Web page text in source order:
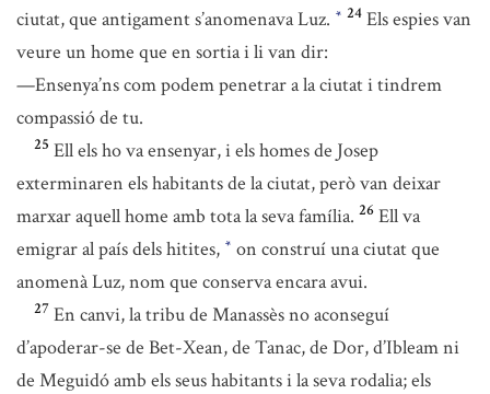
ciutat, que antigament s’anomenava Luz. * 24 Els espies van
veure un home que en sortia i li van dir:
—Ensenya’ns com podem penetrar a la ciutat i tindrem
compassió de tu.
25 Ell els ho va ensenyar, i els homes de Josep
exterminaren els habitants de la ciutat, però van deixar
marxar aquell home amb tota la seva família. 26 Ell va
emigrar al país dels hitites, * on construí una ciutat que
anomenà Luz, nom que conserva encara avui.
27 En canvi, la tribu de Manassès no aconseguí
d’apoderar-se de Bet-Xean, de Tanac, de Dor, d’Ibleam ni
de Meguidó amb els seus habitants i la seva rodalia; els